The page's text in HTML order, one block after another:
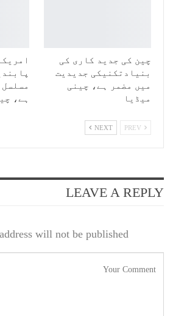
چین کی جدید کاری کی
بنیادتکنیکی جدیدیت
میں مضمر ہے، چینی
میڈیا
ہے،
NEXT
LEAVE A REPLY
will not be published.